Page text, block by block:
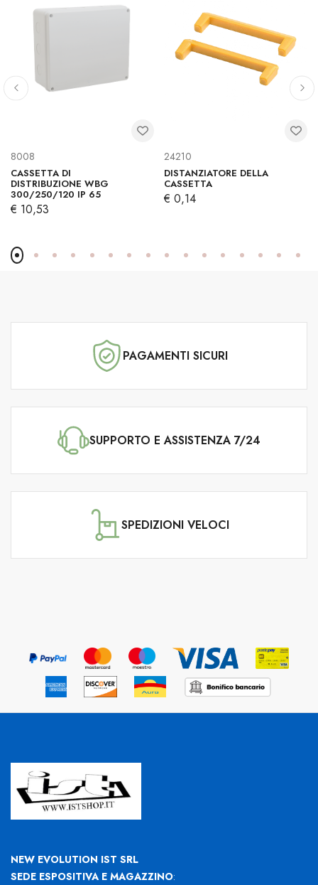
8008
CASSETTA DI
DISTRIBUZIONE WBG
300/250/120 IP 65
€ 10,53
24210
DISTANZIATORE DELLA
CASSETTA
€ 0,14
PAGAMENTI SICURI
SUPPORTO E ASSISTENZA 7/24
SPEDIZIONI VELOCI
NEW EVOLUTION IST SRL
SEDE ESPOSITIVA E MAGAZZINO: